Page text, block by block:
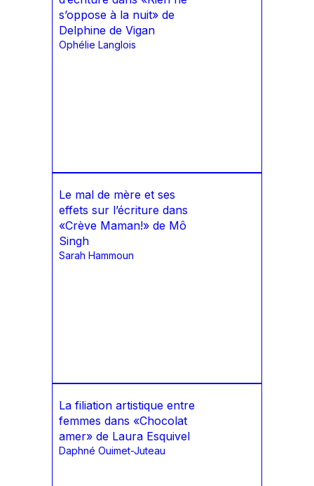
s’oppose à la nuit» de
Delphine de Vigan
Ophélie Langlois
Le mal de mère et ses
effets sur l’écriture dans
«Crève Maman!» de Mô
Singh
Sarah Hammoun
La filiation artistique entre
femmes dans «Chocolat
amer» de Laura Esquivel
Daphné Ouimet-Juteau